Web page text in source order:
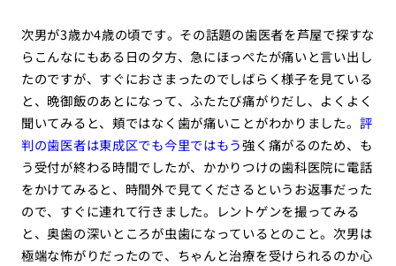
次男が3歳か4歳の頃です。その話題の歯医者を芦屋で探すな
らこんなにもある日の夕方、急にほっぺたが痛いと言い出し
たのですが、すぐにおさまったのでしばらく様子を見ている
と、晩御飯のあとになって、ふたたび痛がりだし、よくよく
聞いてみると、頬ではなく歯が痛いことがわかりました。 評
判の歯医者は東成区でも今里ではもう強く痛がるのため、も
う受付が終わる時間でしたが、かかりつけの歯科医院に電話
をかけてみると、時間外で見てくださるというお返事だった
ので、すぐに連れて行きました。レントゲンを撮ってみる
と、奥歯の深いところが虫歯になっているとのこと。次男は
極端な怖がりだったので、ちゃんと治療を受けられるのか心